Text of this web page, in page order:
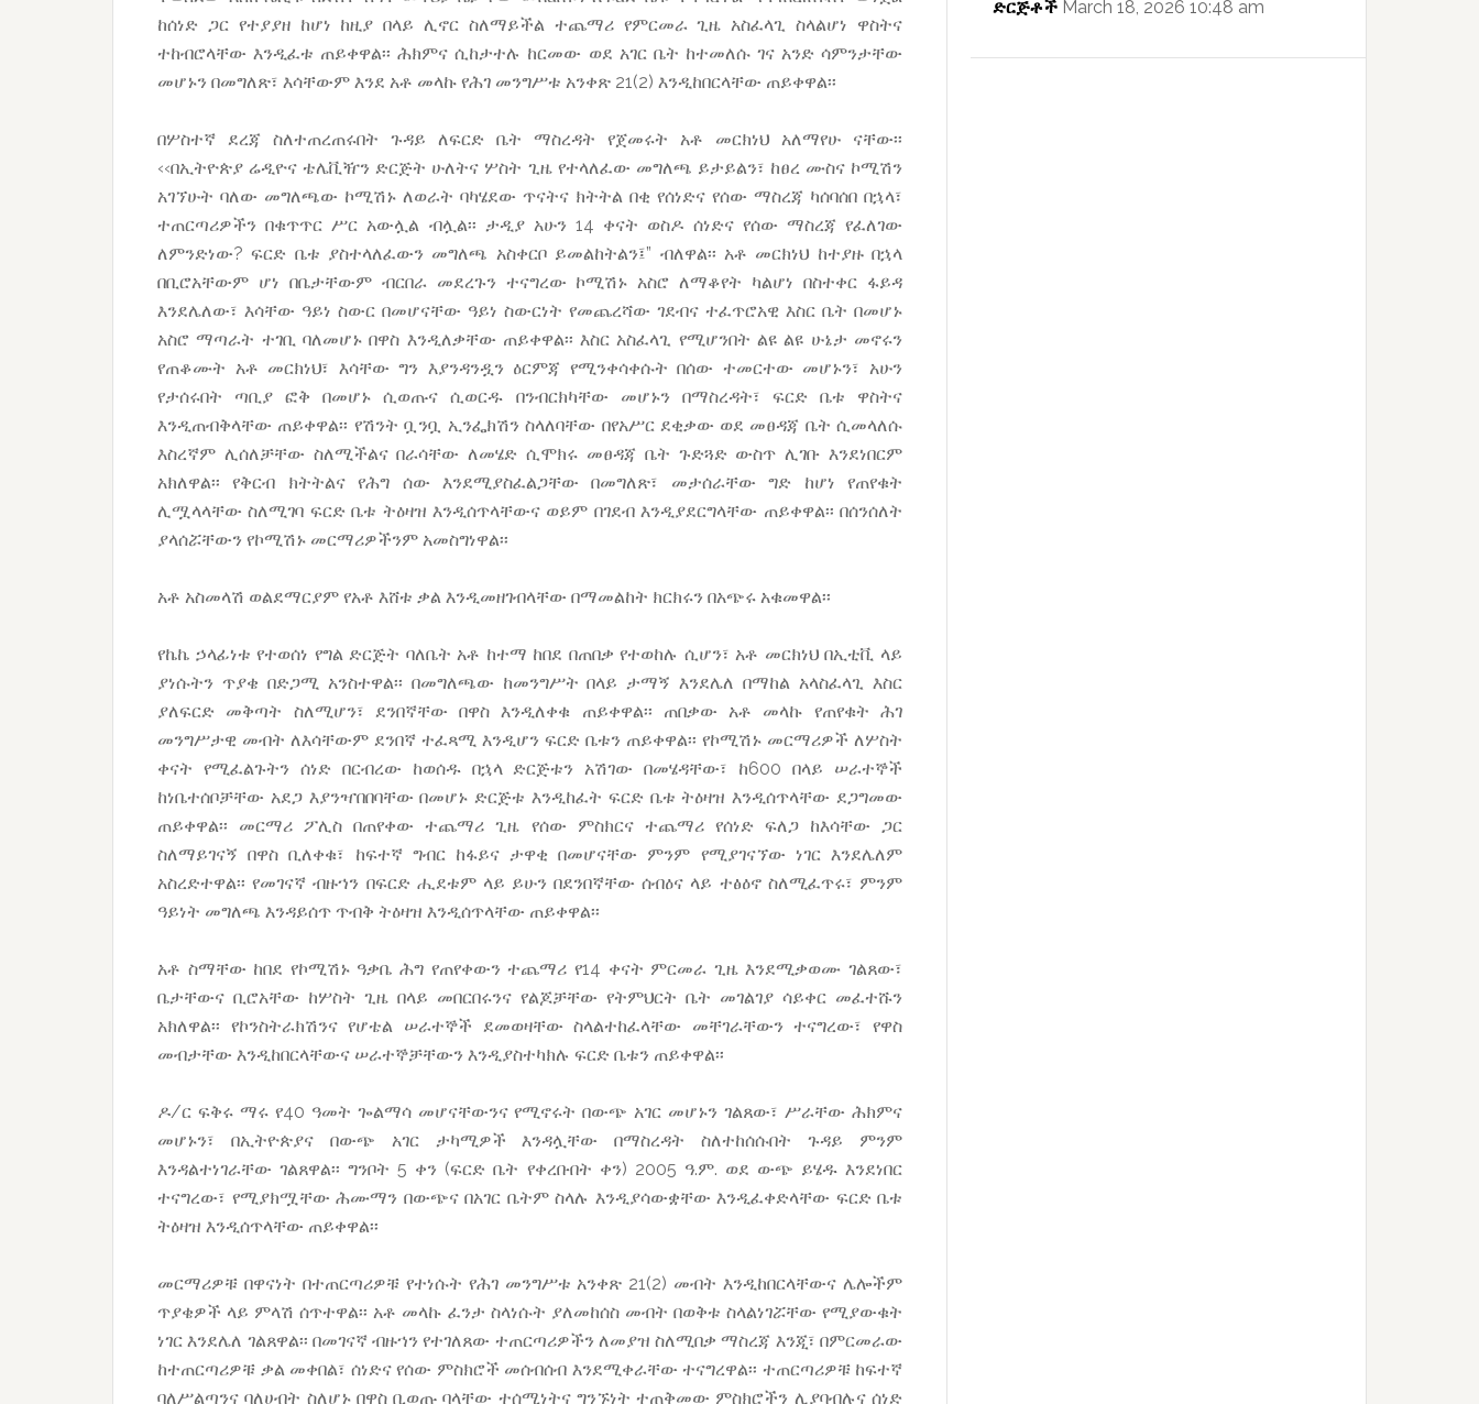
ከሰነድ ጋር የተያያዘ ከሆነ ከዚያ በላይ ሊኖር ስለማይችል ተጨማሪ የምርመራ ጊዜ አስፈላጊ ስላልሆነ ዋስትና
ተከብሮላቸው እንዲፈቱ ጠይቀዋል፡፡ ሕክምና ሲከታተሉ ከርመው ወደ አገር ቤት ከተመለሱ ገና አንድ ሳምንታቸው
መሆኑን በመግለጽ፣ እሳቸውም እንደ አቶ መላኩ የሕገ መንግሥቱ አንቀጽ 21(2) እንዲከበርላቸው ጠይቀዋል፡፡
በሦስተኛ ደረጃ ስለተጠረጠሩበት ጉዳይ ለፍርድ ቤት ማስረዳት የጀመሩት አቶ መርክነህ አለማየሁ ናቸው፡፡
‹‹በኢትዮጵያ ሬዲዮና ቴሌቪዥን ድርጅት ሁለትና ሦስት ጊዜ የተላለፈው መግለጫ ይታይልን፣ ከፀረ ሙስና ኮሚሽን
አገኘሁት ባለው መግለጫው ኮሚሽኑ ለወራት ባካሄደው ጥናትና ክትትል በቂ የሰነድና የሰው ማስረጃ ካሰባሰበ በኋላ፣
ተጠርጣሪዎችን በቁጥጥር ሥር አውሏል ብሏል፡፡ ታዲያ አሁን 14 ቀናት ወስዶ ሰነድና የሰው ማስረጃ የፈለገው
ለምንድነው? ፍርድ ቤቱ ያስተላለፈውን መግለጫ አስቀርቦ ይመልከትልን፤” ብለዋል፡፡ አቶ መርክነህ ከተያዙ በኋላ
በቢሮአቸውም ሆነ በቤታቸውም ብርበራ መደረጉን ተናግረው ኮሚሽኑ አስሮ ለማቆየት ካልሆነ በስተቀር ፋይዳ
እንደሌለው፣ እሳቸው ዓይነ ስውር በመሆናቸው ዓይነ ስውርነት የመጨረሻው ገደብና ተፈጥሮአዊ እስር ቤት በመሆኑ
አስሮ ማጣራት ተገቢ ባለመሆኑ በዋስ እንዲለቃቸው ጠይቀዋል፡፡ እስር አስፈላጊ የሚሆንበት ልዩ ልዩ ሁኔታ መኖሩን
የጠቆሙት አቶ መርክነህ፣ እሳቸው ግን እያንዳንዷን ዕርምጃ የሚንቀሳቀሱት በሰው ተመርተው መሆኑን፣ አሁን
የታሰሩበት ጣቢያ ፎቅ በመሆኑ ሲወጡና ሲወርዱ በንብርክካቸው መሆኑን በማስረዳት፣ ፍርድ ቤቱ ዋስትና
እንዲጠብቅላቸው ጠይቀዋል፡፡ የሽንት ቧንቧ ኢንፌክሽን ስላለባቸው በየአሥር ደቂቃው ወደ መፀዳጃ ቤት ሲመላለሱ
እስረኛም ሊሰለቻቸው ስለሚችልና በራሳቸው ለመሄድ ሲሞክሩ መፀዳጃ ቤት ጉድጓድ ውስጥ ሊገቡ እንደነበርም
አክለዋል፡፡ የቅርብ ክትትልና የሕግ ሰው እንደሚያስፈልጋቸው በመግለጽ፣ መታሰራቸው ግድ ከሆነ የጠየቁት
ሊሟላላቸው ስለሚገባ ፍርድ ቤቱ ትዕዛዝ እንዲሰጥላቸውና ወይም በገደብ እንዲያደርግላቸው ጠይቀዋል፡፡ በሰንሰለት
ያላሰሯቸውን የኮሚሽኑ መርማሪዎችንም አመስግነዋል፡፡
አቶ አስመላሽ ወልደማርያም የአቶ እሸቱ ቃል እንዲመዘገብላቸው በማመልከት ክርክሩን በአጭሩ አቁመዋል፡፡
የኬኬ ኃላፊነቱ የተወሰነ የግል ድርጅት ባለቤት አቶ ከተማ ከበደ በጠበቃ የተወከሉ ሲሆን፣ አቶ መርክነህ በኢቲቪ ላይ
ያነሱትን ጥያቄ በድጋሚ አንስተዋል፡፡ በመግለጫው ከመንግሥት በላይ ታማኝ እንደሌለ በማከል አላስፈላጊ እስር
ያለፍርድ መቅጣት ስለሚሆን፣ ደንበኛቸው በዋስ እንዲለቀቁ ጠይቀዋል፡፡ ጠበቃው አቶ መላኩ የጠየቁት ሕገ
መንግሥታዊ መብት ለእሳቸውም ደንበኛ ተፈጻሚ እንዲሆን ፍርድ ቤቱን ጠይቀዋል፡፡ የኮሚሽኑ መርማሪዎች ለሦስት
ቀናት የሚፈልጉትን ሰነድ በርብረው ከወሰዱ በኋላ ድርጅቱን አሽገው በመሄዳቸው፣ ከ600 በላይ ሠራተኞች
ከነቤተሰቦቻቸው አደጋ እያንዣበበባቸው በመሆኑ ድርጅቱ እንዲከፈት ፍርድ ቤቱ ትዕዛዝ እንዲሰጥላቸው ደጋግመው
ጠይቀዋል፡፡ መርማሪ ፖሊስ በጠየቀው ተጨማሪ ጊዜ የሰው ምስክርና ተጨማሪ የሰነድ ፍለጋ ከእሳቸው ጋር
ስለማይገናኝ በዋስ ቢለቀቁ፣ ከፍተኛ ግብር ከፋይና ታዋቂ በመሆናቸው ምንም የሚያገናኘው ነገር እንደሌለም
አስረድተዋል፡፡ የመገናኛ ብዙኀን በፍርድ ሒደቱም ላይ ይሁን በደንበኛቸው ሰብዕና ላይ ተፅዕኖ ስለሚፈጥሩ፣ ምንም
ዓይነት መግለጫ እንዳይሰጥ ጥብቅ ትዕዛዝ እንዲሰጥላቸው ጠይቀዋል፡፡
አቶ ስማቸው ከበደ የኮሚሽኑ ዓቃቤ ሕግ የጠየቀውን ተጨማሪ የ14 ቀናት ምርመራ ጊዜ እንደሚቃወሙ ገልጸው፣
ቤታቸውና ቢሮአቸው ከሦስት ጊዜ በላይ መበርበሩንና የልጆቻቸው የትምህርት ቤት መገልገያ ሳይቀር መፈተሹን
አክለዋል፡፡ የኮንስትራክሽንና የሆቴል ሠራተኞች ደመወዛቸው ስላልተከፈላቸው መቸገራቸውን ተናግረው፣ የዋስ
መብታቸው እንዲከበርላቸውና ሠራተኞቻቸውን እንዲያስተካክሉ ፍርድ ቤቱን ጠይቀዋል፡፡
ዶ/ር ፍቅሩ ማሩ የ40 ዓመት ጐልማሳ መሆናቸውንና የሚኖሩት በውጭ አገር መሆኑን ገልጸው፣ ሥራቸው ሕክምና
መሆኑን፣ በኢትዮጵያና በውጭ አገር ታካሚዎች እንዳሏቸው በማስረዳት ስለተከሰሱበት ጉዳይ ምንም
እንዳልተነገራቸው ገልጸዋል፡፡ ግንቦት 5 ቀን (ፍርድ ቤት የቀረቡበት ቀን) 2005 ዓ.ም. ወደ ውጭ ይሄዱ እንደነበር
ተናግረው፣ የሚያክሟቸው ሕሙማን በውጭና በአገር ቤትም ስላሉ እንዲያሳውቋቸው እንዲፈቀድላቸው ፍርድ ቤቱ
ትዕዛዝ እንዲሰጥላቸው ጠይቀዋል፡፡
መርማሪዎቹ በዋናነት በተጠርጣሪዎቹ የተነሱት የሕገ መንግሥቱ አንቀጽ 21(2) መብት እንዲከበርላቸውና ሌሎችም
ጥያቄዎች ላይ ምላሽ ሰጥተዋል፡፡ አቶ መላኩ ፈንታ ስላነሱት ያለመከሰስ መብት በወቅቱ ስላልነገሯቸው የሚያውቁት
ነገር እንደሌለ ገልጸዋል፡፡ በመገናኛ ብዙኀን የተገለጸው ተጠርጣሪዎችን ለመያዝ ስለሚበቃ ማስረጃ እንጂ፣ በምርመራው
ከተጠርጣሪዎቹ ቃል መቀበል፣ ሰነድና የሰው ምስክሮች መሰብሰብ እንደሚቀራቸው ተናግረዋል፡፡ ተጠርጣሪዎቹ ከፍተኛ
ባለሥልጣንና ባለሀብት ስለሆኑ በዋስ ቢወጡ ባላቸው ተሰሚነትና ግንኙነት ተጠቅመው ምስክሮችን ሊያባብሉና ሰነድ
ድርጅቶች March 18, 2026 10:48 am